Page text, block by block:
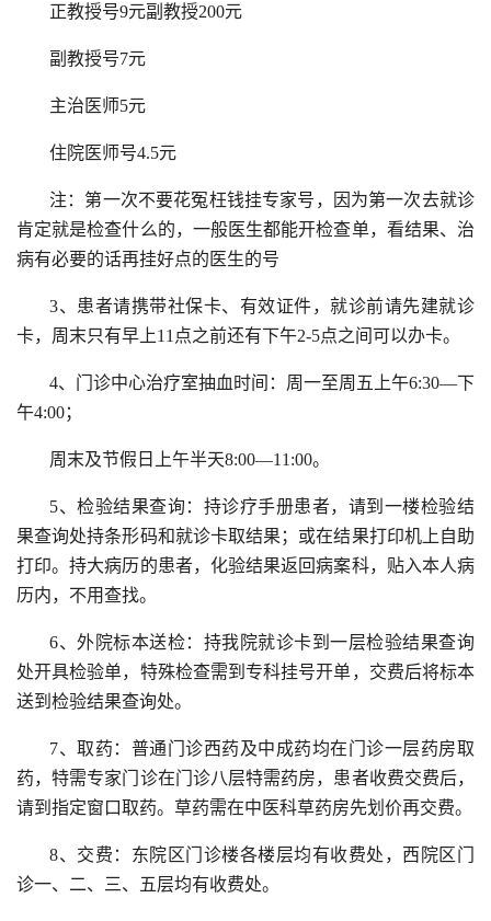
正教授号9元副教授200元
副教授号7元
主治医师5元
住院医师号4.5元
注：第一次不要花冤枉钱挂专家号，因为第一次去就诊
肯定就是检查什么的，一般医生都能开检查单，看结果、治
病有必要的话再挂好点的医生的号
3、患者请携带社保卡、有效证件，就诊前请先建就诊
卡，周末只有早上11点之前还有下午2-5点之间可以办卡。
4、门诊中心治疗室抽血时间：周一至周五上午6:30—下
午4:00；
周末及节假日上午半天8:00—11:00。
5、检验结果查询：持诊疗手册患者，请到一楼检验结
果查询处持条形码和就诊卡取结果；或在结果打印机上自助
打印。持大病历的患者，化验结果返回病案科，贴入本人病
历内，不用查找。
6、外院标本送检：持我院就诊卡到一层检验结果查询
处开具检验单，特殊检查需到专科挂号开单，交费后将标本
送到检验结果查询处。
7、取药：普通门诊西药及中成药均在门诊一层药房取
药，特需专家门诊在门诊八层特需药房，患者收费交费后，
请到指定窗口取药。草药需在中医科草药房先划价再交费。
8、交费：东院区门诊楼各楼层均有收费处，西院区门
诊一、二、三、五层均有收费处。